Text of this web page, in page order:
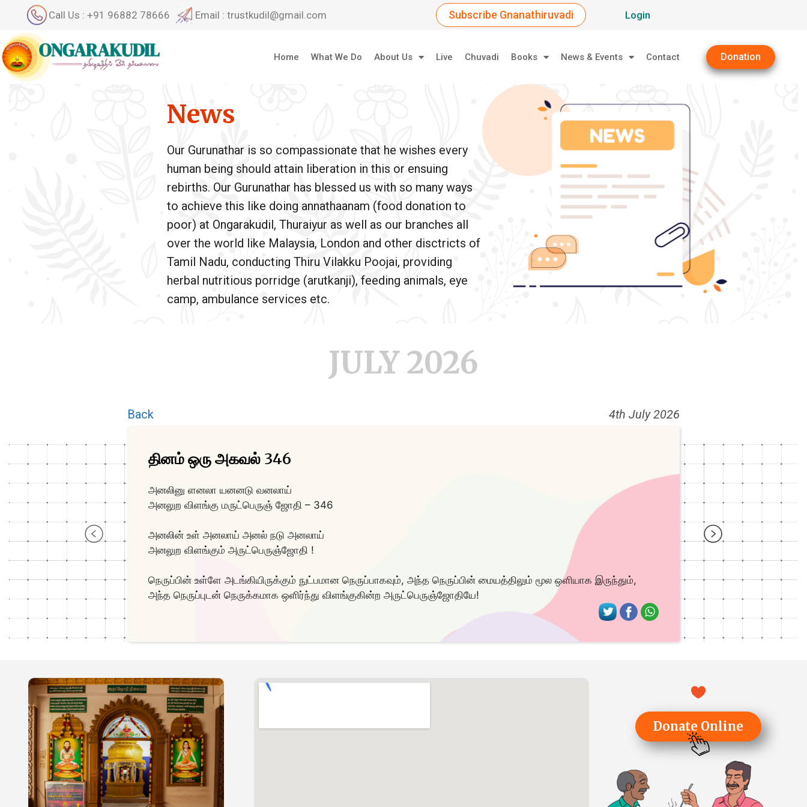
Call Us : +91 96882 78666 Email : trustkudil@gmail.com Subscribe Gnanathiruvadi Login
Home What We Do About Us Live Chuvadi Books News & Events Contact Donation
News
Our Gurunathar is so compassionate that he wishes every
human being should attain liberation in this or ensuing
rebirths. Our Gurunathar has blessed us with so many ways
to achieve this like doing annathaanam (food donation to
poor) at Ongarakudil, Thuraiyur as well as our branches all
over the world like Malaysia, London and other disctricts of
Tamil Nadu, conducting Thiru Vilakku Poojai, providing
herbal nutritious porridge (arutkanji), feeding animals, eye
camp, ambulance services etc.
JULY 2026
Back 4th July 2026
தினம் ஒரு அகவல் 346
அனலினு ளனலா யனனடு வனலாய்
அனலுற விளங்கு மருட்பெருஞ் ஜோதி – 346
அனலின் உள் அனலாய் அனல் நடு அனலாய்
அனலுற விளங்கும் அருட்பெருஞ்ஜோதி !
நெருப்பின் உள்ளே அடங்கியிருக்கும் நுட்பமான நெருப்பாகவும், அந்த நெருப்பின் மையத்திலும் மூல ஒளியாக இருந்தும்,
அந்த நெருப்புடன் நெருக்கமாக ஒளிர்ந்து விளங்குகின்ற அருட்பெருஞ்ஜோதியே!
Donate Online